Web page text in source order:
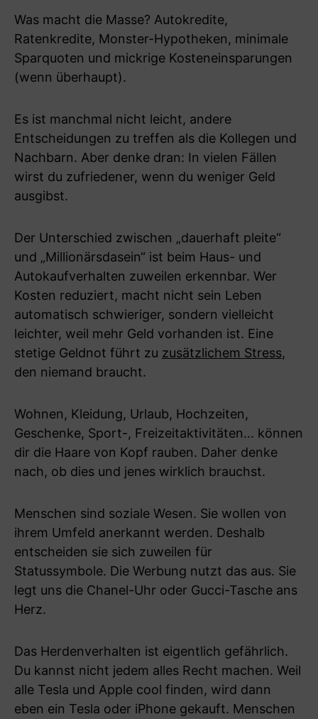
Was macht die Masse? Autokredite,
Ratenkredite, Monster-Hypotheken, minimale
Sparquoten und mickrige Kosteneinsparungen
(wenn überhaupt).
Es ist manchmal nicht leicht, andere
Entscheidungen zu treffen als die Kollegen und
Nachbarn. Aber denke dran: In vielen Fällen
wirst du zufriedener, wenn du weniger Geld
ausgibst.
Der Unterschied zwischen „dauerhaft pleite“
und „Millionärsdasein“ ist beim Haus- und
Autokaufverhalten zuweilen erkennbar. Wer
Kosten reduziert, macht nicht sein Leben
automatisch schwieriger, sondern vielleicht
leichter, weil mehr Geld vorhanden ist. Eine
stetige Geldnot führt zu zusätzlichem Stress,
den niemand braucht.
Wohnen, Kleidung, Urlaub, Hochzeiten,
Geschenke, Sport-, Freizeitaktivitäten… können
dir die Haare von Kopf rauben. Daher denke
nach, ob dies und jenes wirklich brauchst.
Menschen sind soziale Wesen. Sie wollen von
ihrem Umfeld anerkannt werden. Deshalb
entscheiden sie sich zuweilen für
Statussymbole. Die Werbung nutzt das aus. Sie
legt uns die Chanel-Uhr oder Gucci-Tasche ans
Herz.
Das Herdenverhalten ist eigentlich gefährlich.
Du kannst nicht jedem alles Recht machen. Weil
alle Tesla und Apple cool finden, wird dann
eben ein Tesla oder iPhone gekauft. Menschen